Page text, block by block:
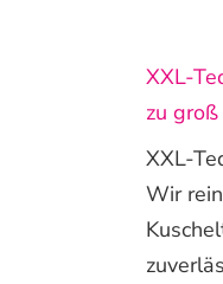
XXL-
zu groß
XXL-
Wir